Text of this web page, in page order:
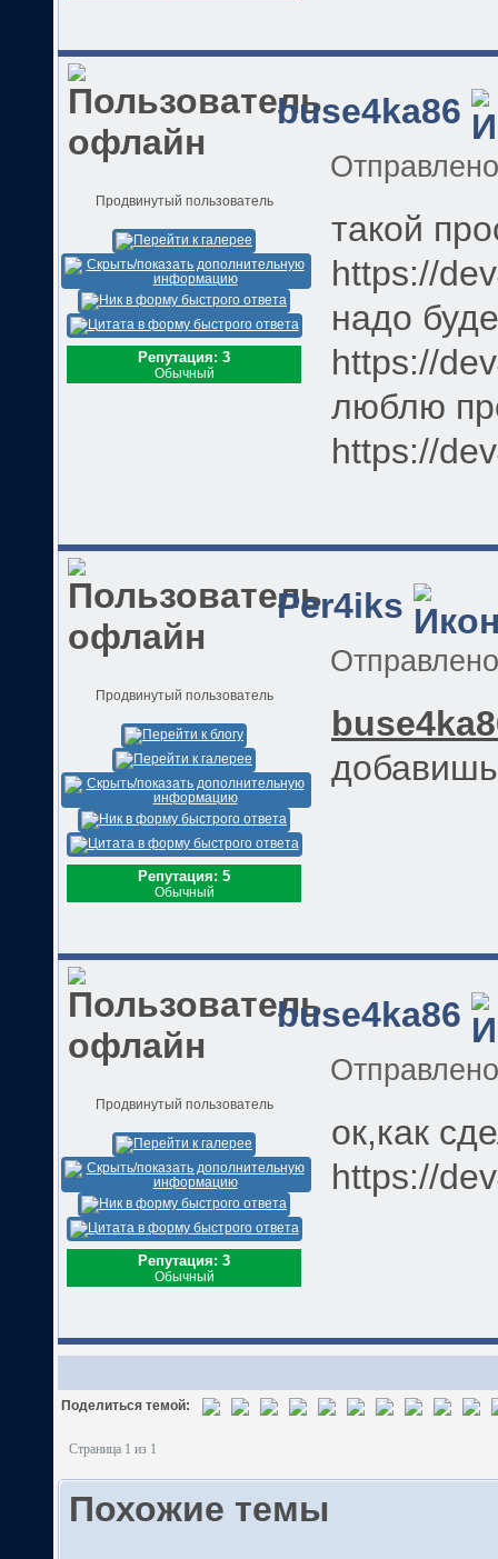
buse4ka86
Продвинутый пользователь
Репутация: 3
Обычный
такой
https://
надо
https://
люблю
https://
Per4iks
Продвинутый пользователь
Репутация: 5
Обычный
buse4ka86
Продвинутый пользователь
Репутация: 3
Обычный
ок,как
https://
Поделиться темой:
Страница 1 из 1
Похожие темы